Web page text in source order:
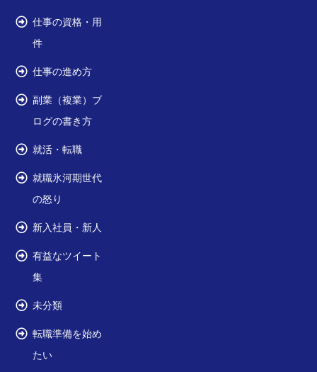
仕事の資格・用
件
仕事の進め方
副業（複業）ブ
ログの書き方
就活・転職
就職氷河期世代
の怒り
新入社員・新人
有益なツイート
集
未分類
転職準備を始め
たい